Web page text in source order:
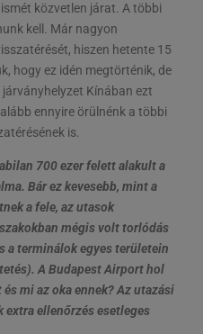
közvetlen járat. A többi
kell. Már nagyon
hiszen hetente 15
hogy ez idén megtörténik, de
Kínában ezt
ennyire örülnénk a többi
is.
700 ezer felett alakult a
Bár ez kevesebb, mint a
a fele, az utasok
mégis volt torlódás
a terminálok egyes területein
A Budapest Airport hol
mi az oka ennek? Az utazási
extra ellenőrzés esetleges